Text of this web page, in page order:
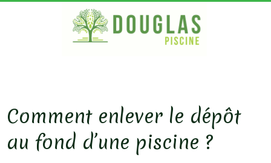
Comment enlever le dépôt
au fond d’une piscine ?